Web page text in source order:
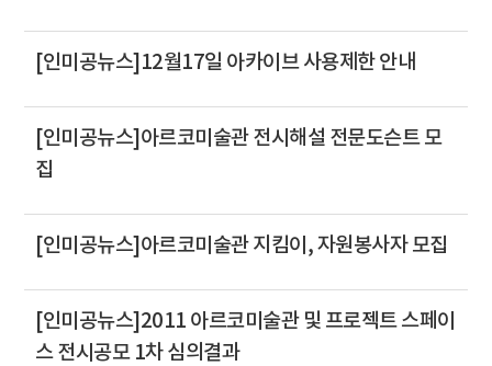
[인미공뉴스]12월17일 아카이브 사용제한 안내
[인미공뉴스]아르코미술관 전시해설 전문도슨트 모
집
[인미공뉴스]아르코미술관 지킴이, 자원봉사자 모집
[인미공뉴스]2011 아르코미술관 및 프로젝트 스페이
스 전시공모 1차 심의결과